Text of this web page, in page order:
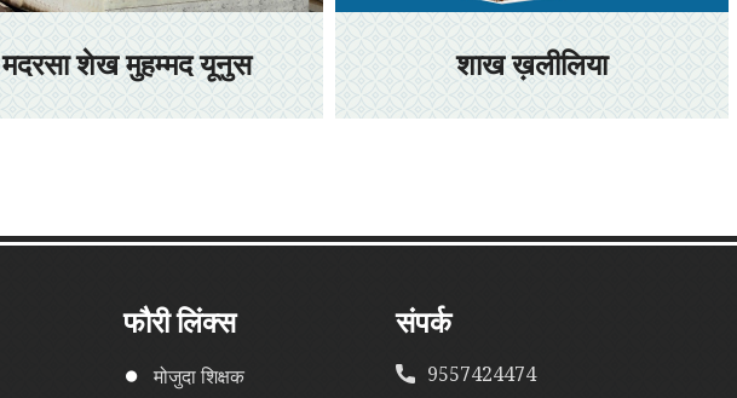
मदरसा शेख मुहम्मद यूनुस शाख ख़लीलिया
फौरी लिंक्स
मोजुदा शिक्षक
संपर्क
9557424474